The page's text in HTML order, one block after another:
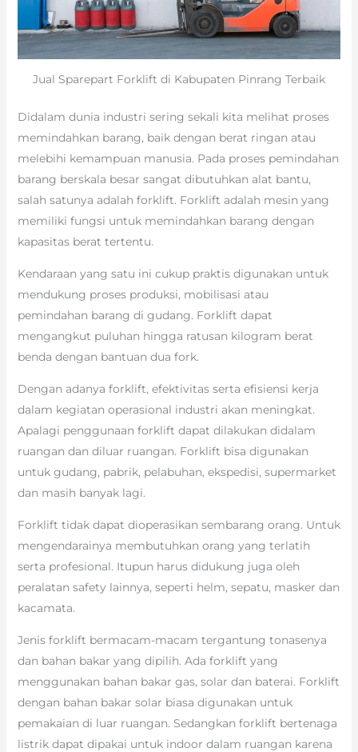
Jual Sparepart Forklift di Kabupaten Pinrang Terbaik
Didalam dunia industri sering sekali kita melihat proses
memindahkan barang, baik dengan berat ringan atau
melebihi kemampuan manusia. Pada proses pemindahan
barang berskala besar sangat dibutuhkan alat bantu,
salah satunya adalah forklift. Forklift adalah mesin yang
memiliki fungsi untuk memindahkan barang dengan
kapasitas berat tertentu.
Kendaraan yang satu ini cukup praktis digunakan untuk
mendukung proses produksi, mobilisasi atau
pemindahan barang di gudang. Forklift dapat
mengangkut puluhan hingga ratusan kilogram berat
benda dengan bantuan dua fork.
Dengan adanya forklift, efektivitas serta efisiensi kerja
dalam kegiatan operasional industri akan meningkat.
Apalagi penggunaan forklift dapat dilakukan didalam
ruangan dan diluar ruangan. Forklift bisa digunakan
untuk gudang, pabrik, pelabuhan, ekspedisi, supermarket
dan masih banyak lagi.
Forklift tidak dapat dioperasikan sembarang orang. Untuk
mengendarainya membutuhkan orang yang terlatih
serta profesional. Itupun harus didukung juga oleh
peralatan safety lainnya, seperti helm, sepatu, masker dan
kacamata.
Jenis forklift bermacam-macam tergantung tonasenya
dan bahan bakar yang dipilih. Ada forklift yang
menggunakan bahan bakar gas, solar dan baterai. Forklift
dengan bahan bakar solar biasa digunakan untuk
pemakaian di luar ruangan. Sedangkan forklift bertenaga
listrik dapat dipakai untuk indoor dalam ruangan karena